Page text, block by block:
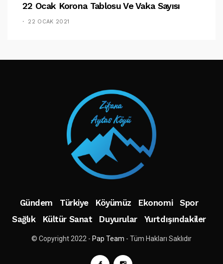
22 Ocak Korona Tablosu Ve Vaka Sayısı
22 OCAK 2021
TAKIP ET
Gündem Türkiye Köyümüz Ekonomi
Spor
Sağlık
Kültür Sanat Duyurular Yurtdışındakiler
© Copyright 2022 - Pap Team - Tüm Hakları Saklıdır